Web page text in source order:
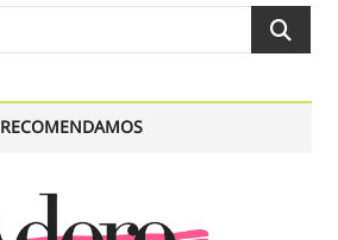
Search
RECOMENDAMOS